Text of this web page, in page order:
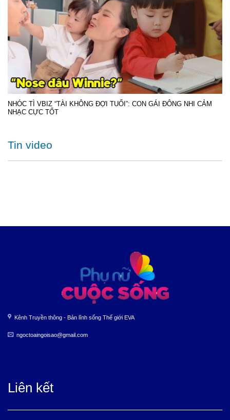
NHÓC TÌ VBIZ “TÀI KHÔNG ĐỢI TUỔI”: CON GÁI ĐÔNG NHI CẢM
NHẠC CỰC TỐT
Tin video
Kênh Truyền thông - Bản lĩnh sống Thế giới EVA
ngoctoaingoisao@gmail.com
Liên kết